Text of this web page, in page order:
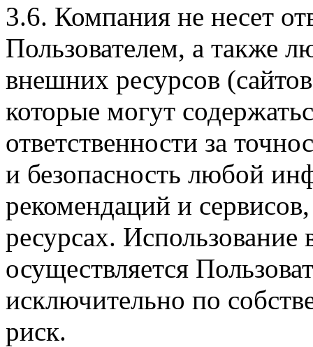
3.6. Компания не несет
Пользователем, а также
внешних ресурсов
которые могут
ответственности за
и безопасность любой
рекомендаций и
ресурсах.
осуществляется
исключительно по
риск.